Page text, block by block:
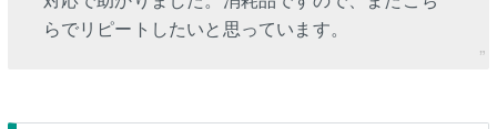
らでリピートしたいと思っています。